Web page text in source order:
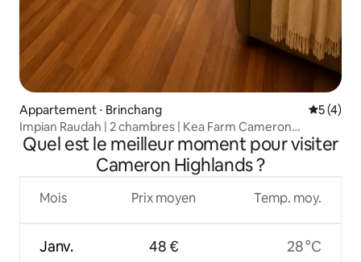
Appartement ⋅ Brinchang
5 (4)
Impian Raudah | 2 chambres | Kea Farm Cameron
Highlands
Quel est le meilleur moment pour visiter
Cameron Highlands ?
Mois
Janv.
Prix moyen
48 €
Temp. moy.
28 °C